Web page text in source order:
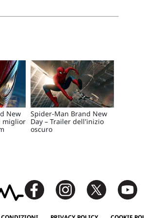
New
miglior
Spider-Man Brand New
Day – Trailer dell'inizio
oscuro